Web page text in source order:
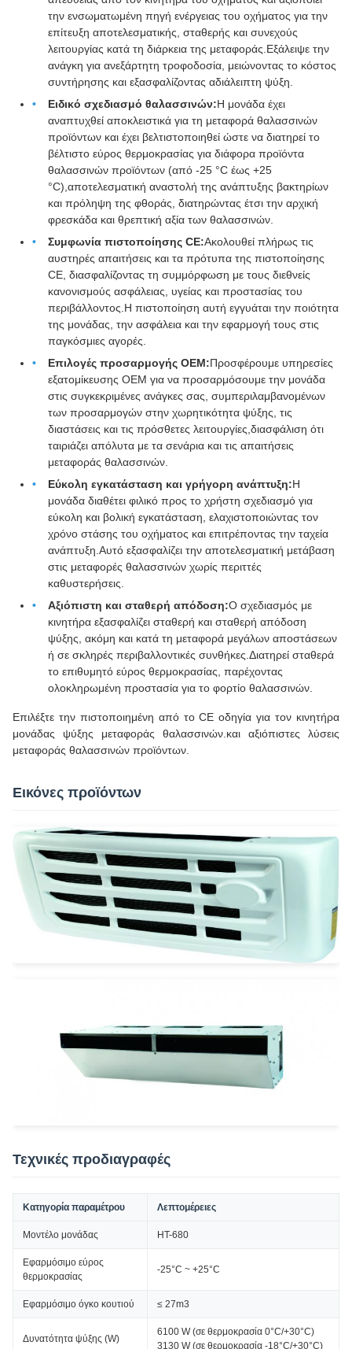
την ενσωματωμένη πηγή ενέργειας του οχήματος για την
επίτευξη αποτελεσματικής, σταθερής και συνεχούς
λειτουργίας κατά τη διάρκεια της μεταφοράς.Εξάλειψε την
ανάγκη για ανεξάρτητη τροφοδοσία, μειώνοντας το κόστος
συντήρησης και εξασφαλίζοντας αδιάλειπτη ψύξη.
Ειδικό σχεδιασμό θαλασσινών:Η μονάδα έχει
αναπτυχθεί αποκλειστικά για τη μεταφορά θαλασσινών
προϊόντων και έχει βελτιστοποιηθεί ώστε να διατηρεί το
βέλτιστο εύρος θερμοκρασίας για διάφορα προϊόντα
θαλασσινών προϊόντων (από -25 °C έως +25
°C),αποτελεσματική αναστολή της ανάπτυξης βακτηρίων
και πρόληψη της φθοράς, διατηρώντας έτσι την αρχική
φρεσκάδα και θρεπτική αξία των θαλασσινών.
Συμφωνία πιστοποίησης CE:Ακολουθεί πλήρως τις
αυστηρές απαιτήσεις και τα πρότυπα της πιστοποίησης
CE, διασφαλίζοντας τη συμμόρφωση με τους διεθνείς
κανονισμούς ασφάλειας, υγείας και προστασίας του
περιβάλλοντος.Η πιστοποίηση αυτή εγγυάται την ποιότητα
της μονάδας, την ασφάλεια και την εφαρμογή τους στις
παγκόσμιες αγορές.
Επιλογές προσαρμογής OEM:Προσφέρουμε υπηρεσίες
εξατομίκευσης OEM για να προσαρμόσουμε την μονάδα
στις συγκεκριμένες ανάγκες σας, συμπεριλαμβανομένων
των προσαρμογών στην χωρητικότητα ψύξης, τις
διαστάσεις και τις πρόσθετες λειτουργίες,διασφάλιση ότι
ταιριάζει απόλυτα με τα σενάρια και τις απαιτήσεις
μεταφοράς θαλασσινών.
Εύκολη εγκατάσταση και γρήγορη ανάπτυξη:Η
μονάδα διαθέτει φιλικό προς το χρήστη σχεδιασμό για
εύκολη και βολική εγκατάσταση, ελαχιστοποιώντας τον
χρόνο στάσης του οχήματος και επιτρέποντας την ταχεία
ανάπτυξη.Αυτό εξασφαλίζει την αποτελεσματική μετάβαση
στις μεταφορές θαλασσινών χωρίς περιττές
καθυστερήσεις.
Αξιόπιστη και σταθερή απόδοση:Ο σχεδιασμός με
κινητήρα εξασφαλίζει σταθερή και σταθερή απόδοση
ψύξης, ακόμη και κατά τη μεταφορά μεγάλων αποστάσεων
ή σε σκληρές περιβαλλοντικές συνθήκες.Διατηρεί σταθερά
το επιθυμητό εύρος θερμοκρασίας, παρέχοντας
ολοκληρωμένη προστασία για το φορτίο θαλασσινών.
Επιλέξτε την πιστοποιημένη από το CE οδηγία για τον κινητήρα
μονάδας ψύξης μεταφοράς θαλασσινών.και αξιόπιστες λύσεις
μεταφοράς θαλασσινών προϊόντων.
Εικόνες προϊόντων
Τεχνικές προδιαγραφές
Κατηγορία παραμέτρου Λεπτομέρειες
Μοντέλο μονάδας HT-680
Εφαρμόσιμο εύρος
θερμοκρασίας
-25°C ~ +25°C
Εφαρμόσιμο όγκο κουτιού ≤ 27m3
Δυνατότητα ψύξης (W)
6100 W (σε θερμοκρασία 0°C/+30°C)
3130 W (σε θερμοκρασία -18°C/+30°C)